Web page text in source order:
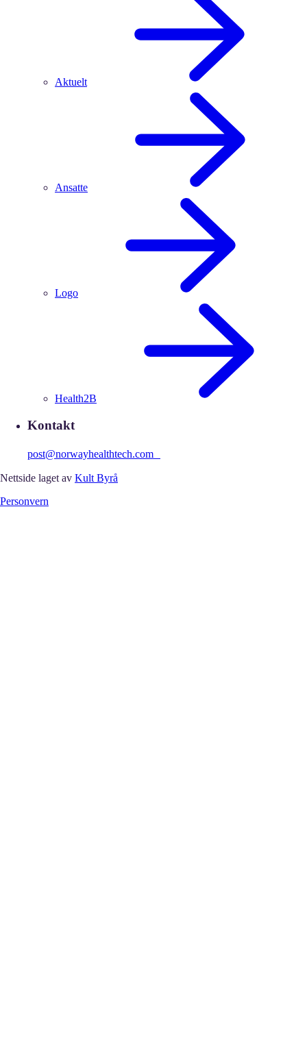
Aktuelt
Ansatte
Logo
Health2B
Kontakt
post@norwayhealthtech.com
Nettside laget av Kult Byrå
Personvern